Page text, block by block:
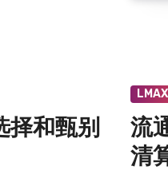
择和甄别
流
清